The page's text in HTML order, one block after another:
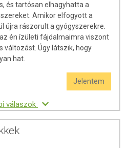
és tartósan elhagyhatta a
Amikor elfogyott a
újra rászorult a gyógyszerekre.
én ízületi fájdalmaimra viszont
Úgy látszik, hogy
hat.
Jelentem
válaszok